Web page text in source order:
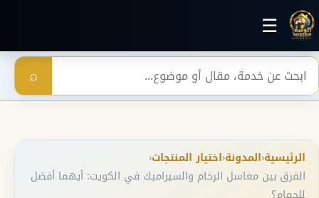
تخطي إلى المحتوى الرئيسي
☰
بحث ⌕
الرئيسية‹المدونة‹اختيار المنتجات‹
الفرق بين مغاسل الرخام والسيراميك في الكويت: أيهما أفضل